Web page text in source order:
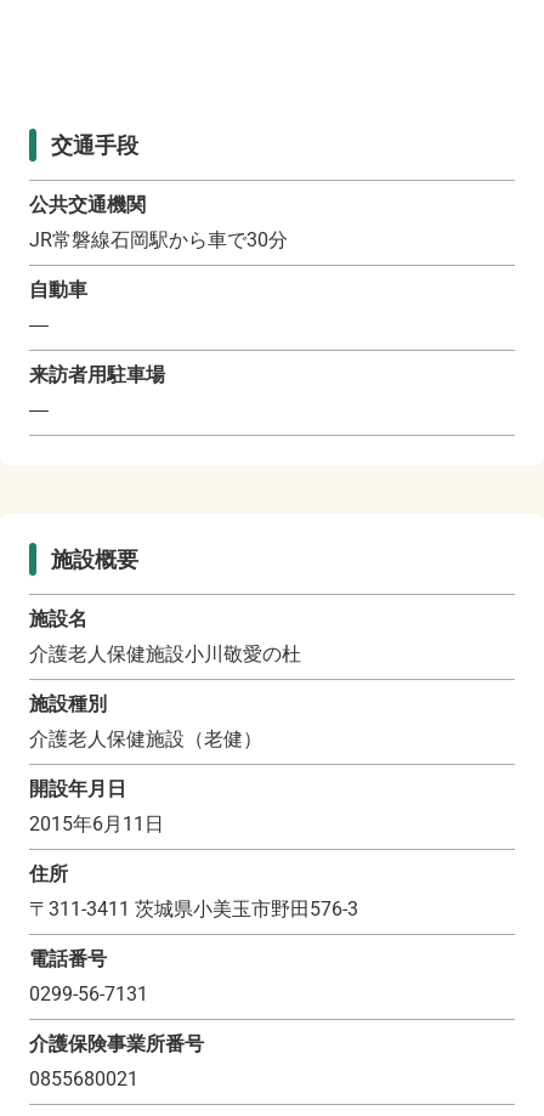
交通手段
公共交通機関
JR常磐線石岡駅から車で30分
自動車
―
来訪者用駐車場
―
施設概要
施設名
介護老人保健施設小川敬愛の杜
施設種別
介護老人保健施設（老健）
開設年月日
2015年6月11日
住所
〒 311-3411 茨城県小美玉市野田576-3
電話番号
0299-56-7131
介護保険事業所番号
0855680021